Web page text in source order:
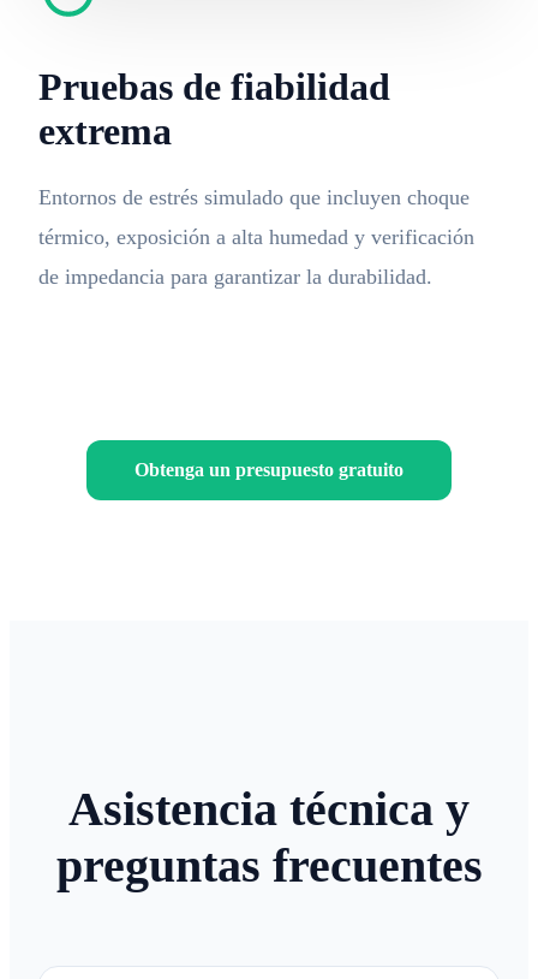
Pruebas de fiabilidad
extrema
Entornos de estrés simulado que incluyen choque
térmico, exposición a alta humedad y verificación
de impedancia para garantizar la durabilidad.
Obtenga un presupuesto gratuito
Asistencia técnica y
preguntas frecuentes